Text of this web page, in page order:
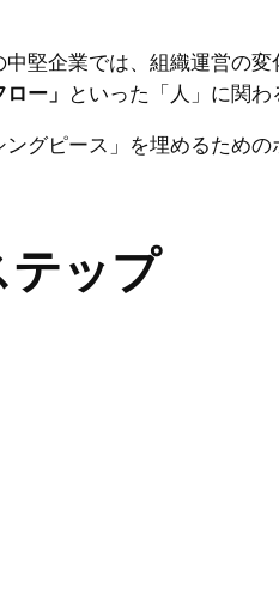
堅企業では、組織運営の
ー」 といった「人」に関わ
グピース」を埋めるための
ップ